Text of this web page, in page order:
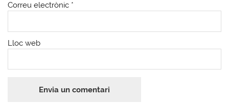
Correu electrònic *
Lloc web